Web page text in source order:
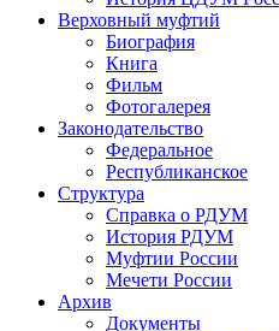
Верховный муфтий
Биография
Книга
Фильм
Фотогалерея
Законодательство
Федеральное
Республиканское
Структура
Справка о РДУМ
История РДУМ
Муфтии России
Мечети России
Архив
Документы